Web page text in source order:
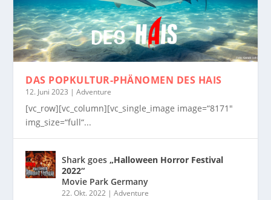
DAS POPKULTUR-PHÄNOMEN DES HAIS
12. Juni 2023 |Adventure
[vc_row][vc_column][vc_single_image image=“8171″
img_size=“full“...
Shark goes„Halloween Horror Festival
2022“
Movie Park Germany
22. Okt. 2022 |Adventure